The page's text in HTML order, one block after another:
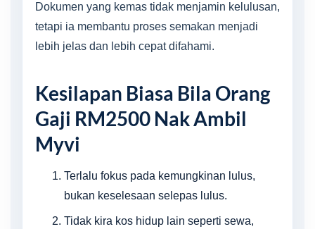
Dokumen yang kemas tidak menjamin kelulusan,
tetapi ia membantu proses semakan menjadi
lebih jelas dan lebih cepat difahami.
Kesilapan Biasa Bila Orang
Gaji RM2500 Nak Ambil
Myvi
Terlalu fokus pada kemungkinan lulus,
bukan keselesaan selepas lulus.
Tidak kira kos hidup lain seperti sewa,